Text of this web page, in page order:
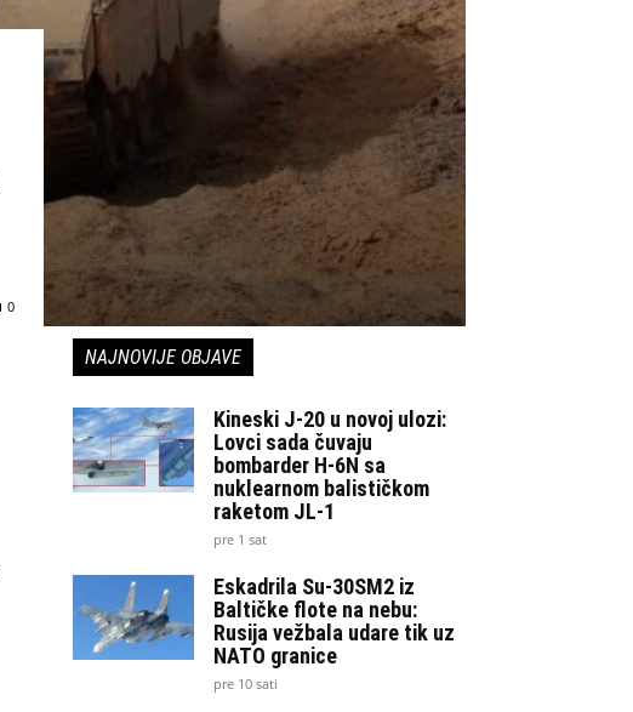
0
NAJNOVIJE OBJAVE
Kineski J-20 u novoj ulozi:
Lovci sada čuvaju
bombarder H-6N sa
nuklearnom balističkom
raketom JL-1
pre 1 sat
Eskadrila Su-30SM2 iz
Baltičke flote na nebu:
Rusija vežbala udare tik uz
NATO granice
pre 10 sati